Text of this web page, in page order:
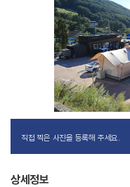
직접 찍은 사진을 등록해 주세요.
상세정보